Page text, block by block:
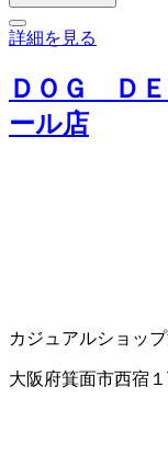
詳細を見る
ＤＯＧ Ｄ
ール店
カジュアルショップ
大阪府箕面市西宿